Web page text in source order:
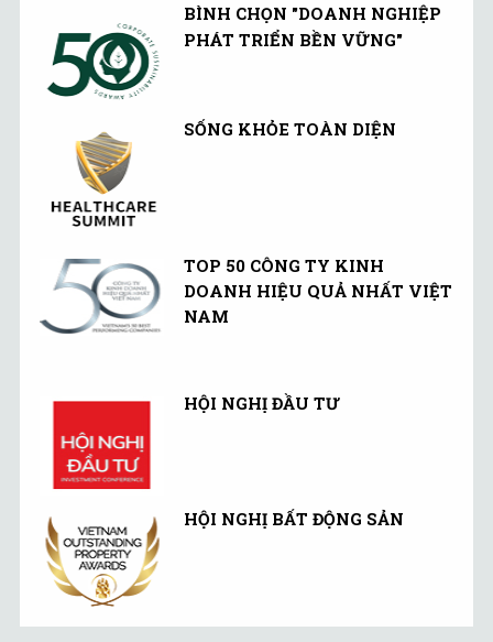
BÌNH CHỌN "DOANH NGHIỆP
PHÁT TRIỂN BỀN VỮNG"
SỐNG KHỎE TOÀN DIỆN
TOP 50 CÔNG TY KINH
DOANH HIỆU QUẢ NHẤT VIỆT
NAM
HỘI NGHỊ ĐẦU TƯ
HỘI NGHỊ BẤT ĐỘNG SẢN